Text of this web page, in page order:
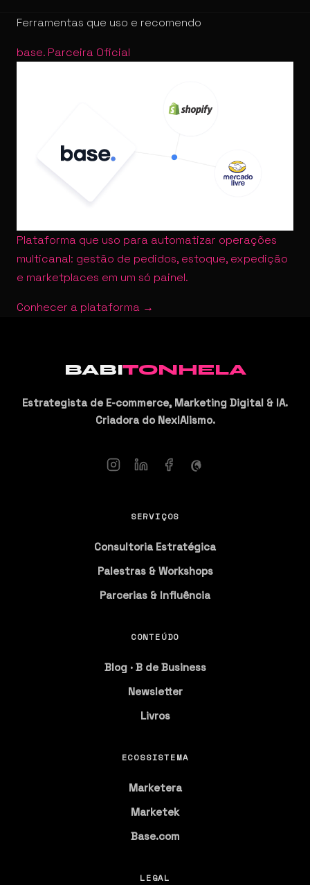
Ferramentas que uso e recomendo
base. Parceira Oficial
Plataforma que uso para automatizar operações
multicanal: gestão de pedidos, estoque, expedição
e marketplaces em um só painel.
Conhecer a plataforma →
BABITONHELA
Estrategista de E-commerce, Marketing Digital & IA.
Criadora do NexIAlismo.
SERVIÇOS
Consultoria Estratégica
Palestras & Workshops
Parcerias & Influência
CONTEÚDO
Blog · B de Business
Newsletter
Livros
ECOSSISTEMA
Marketera
Marketek
Base.com
LEGAL